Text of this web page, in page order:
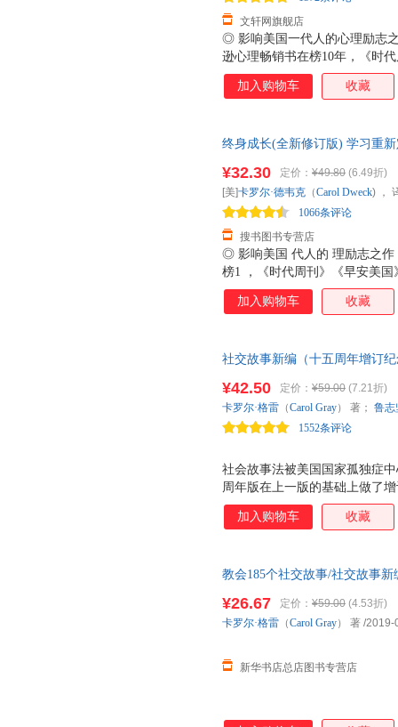
◎ 影响美国一代人的心理励志
逊心理畅销书在榜10年，《时
比尔?盖茨撰文推荐。 ◎ 斯坦
究成果的经典作品。成功不在
功”更有意义？如果一段感情需
着我们生活和工作的方方面面
式，改变前进的方向。◎ 近期
了新章节。
文轩网旗舰店
加入购物车 收藏
终身成长(全新修订版) 学习重
◎ 影响美国 代人的 理励志之作
榜1 ，《时代周刊》《早安美
◎ 斯坦福大学 理学教授卡罗
先天，不靠外在，关键在于思
经营，意味着我们注定不适合
会与可能扭转自己的思维模式
上参考读者反馈，增补了新章
¥32.30 定价： ¥49.80 (6.49折)
搜书图书专营店
1066条评论
[美]卡罗尔·德韦克 （Carol Dweck) ，
加入购物车 收藏
社交故事新编（十五周年增订
社会故事法被美国国家孤独症
周年版在上一版的基础上做了
增加了学龄前和青少年两个阶
对故事内容画的洗手、洗澡等
托尼 阿特伍德博士（Tony
推荐
¥42.50 定价： ¥59.00 (7.21折)
1552条评论
卡罗尔·格雷 （Carol Gray） 著； 鲁志
加入购物车 收藏
教会185个社交故事/社交故事
达！团购优惠咨询：
¥26.67 定价： ¥59.00 (4.53折)
新华书店总店图书专营店
卡罗尔·格雷 （Carol Gray） 著 /2019-